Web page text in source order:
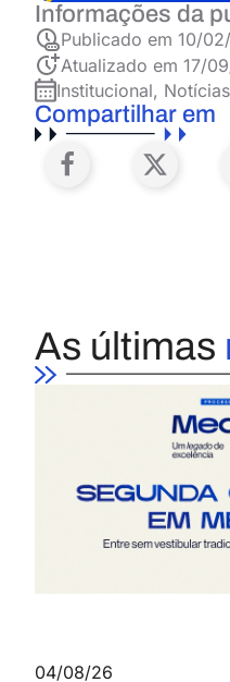
Informações da
Publicado em 10/
Atualizado em 17/
Institucional, Notícias
Compartilhar em
As últimas
04/08/26